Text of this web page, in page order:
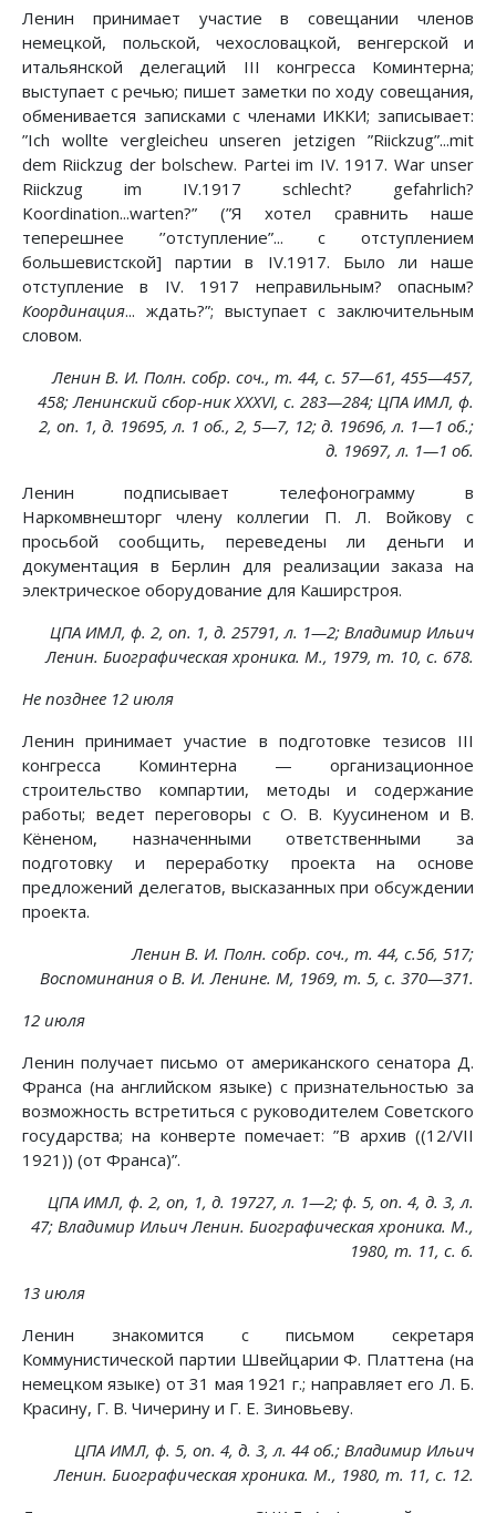
Ленин принимает участие в совещании членов
немецкой, польской, чехословацкой, венгерской и
итальянской делегаций III конгресса Коминтерна;
выступает с речью; пишет заметки по ходу совещания,
обменивается записками с членами ИККИ; записывает:
”Ich wollte vergleicheu unseren jetzigen ”Riickzug”...mit
dem Riickzug der bolschew. Partei im IV. 1917. War unser
Riickzug im IV.1917 schlecht? gefahrlich?
Koordination...warten?” (”Я хотел сравнить наше
теперешнее ’’отступление”... с отступлением
большевистской] партии в IV.1917. Было ли наше
отступление в IV. 1917 неправильным? опасным?
Координация... ждать?”; выступает с заключительным
словом.
Ленин В. И. Полн. собр. соч., т. 44, с. 57—61, 455—457,
458; Ленинский сбор-ник XXXVI, с. 283—284; ЦПА ИМЛ, ф.
2, on. 1, д. 19695, л. 1 об., 2, 5—7, 12; д. 19696, л. 1—1 об.;
д. 19697, л. 1—1 об.
Ленин подписывает телефонограмму в
Наркомвнешторг члену коллегии П. Л. Войкову с
просьбой сообщить, переведены ли деньги и
документация в Берлин для реализации заказа на
электрическое оборудование для Каширстроя.
ЦПА ИМЛ, ф. 2, on. 1, д. 25791, л. 1—2; Владимир Ильич
Ленин. Биографическая хроника. М., 1979, т. 10, с. 678.
Не позднее 12 июля
Ленин принимает участие в подготовке тезисов III
конгресса Коминтерна — организационное
строительство компартии, методы и содержание
работы; ведет переговоры с О. В. Куусиненом и В.
Кёненом, назначенными ответственными за
подготовку и переработку проекта на основе
предложений делегатов, высказанных при обсуждении
проекта.
Ленин В. И. Полн. собр. соч., т. 44, с.56, 517;
Воспоминания о В. И. Ленине. М, 1969, т. 5, с. 370—371.
12 июля
Ленин получает письмо от американского сенатора Д.
Франса (на английском языке) с признательностью за
возможность встретиться с руководителем Советского
государства; на конверте помечает: ”В архив ((12/VII
1921)) (от Франса)”.
ЦПА ИМЛ, ф. 2, on, 1, д. 19727, л. 1—2; ф. 5, on. 4, д. 3, л.
47; Владимир Ильич Ленин. Биографическая хроника. М.,
1980, т. 11, с. 6.
13 июля
Ленин знакомится с письмом секретаря
Коммунистической партии Швейцарии Ф. Платтена (на
немецком языке) от 31 мая 1921 г.; направляет его Л. Б.
Красину, Г. В. Чичерину и Г. Е. Зиновьеву.
ЦПА ИМЛ, ф. 5, on. 4, д. 3, л. 44 об.; Владимир Ильич
Ленин. Биографическая хроника. М., 1980, т. 11, с. 12.